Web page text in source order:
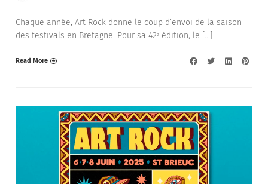
Chaque année, Art Rock donne le coup d’envoi de la saison
des festivals en Bretagne. Pour sa 42ᵉ édition, le […]
Read More